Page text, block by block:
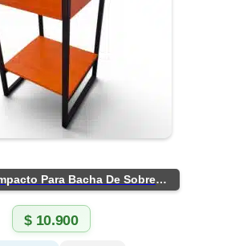
Vanitorio Compacto Para Bacha De Sobreponer
$10.900